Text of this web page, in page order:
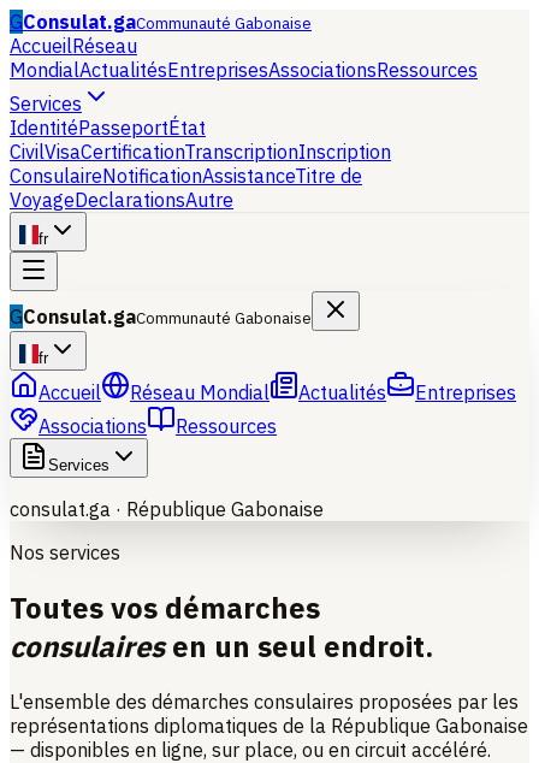
GConsulat.gaCommunauté Gabonaise
AccueilRéseau
MondialActualitésEntreprisesAssociationsRessources
Services
IdentitéPasseportÉtat
CivilVisaCertificationTranscriptionInscription
ConsulaireNotificationAssistanceTitre de
VoyageDeclarationsAutre
fr
GConsulat.gaCommunauté Gabonaise
fr
Accueil Réseau Mondial Actualités
Entreprises
Associations
Ressources
Services
consulat.ga · République Gabonaise
Nos services
Toutes vos démarches
consulaires en un seul endroit.
L'ensemble des démarches consulaires proposées par les
représentations diplomatiques de la République Gabonaise
— disponibles en ligne, sur place, ou en circuit accéléré.